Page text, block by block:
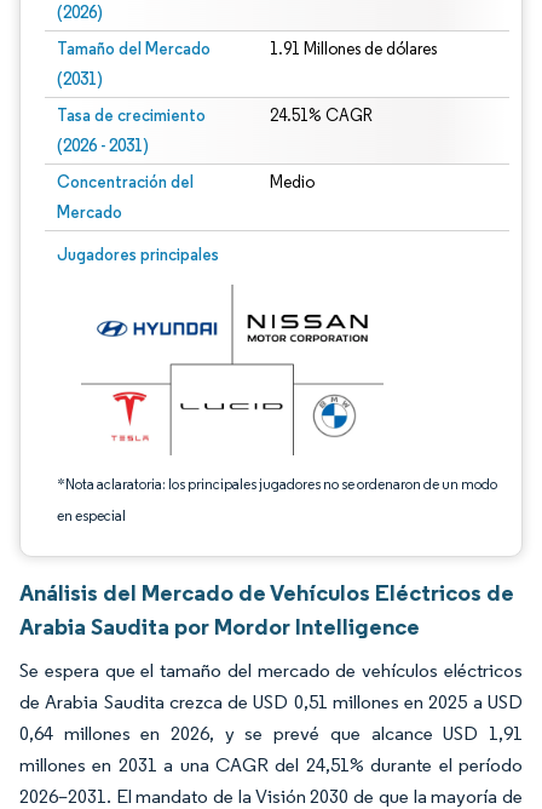
(2026)
Tamaño del Mercado
(2031)
1.91 Millones de dólares
Tasa de crecimiento
(2026 - 2031)
24.51% CAGR
Concentración del
Mercado
Medio
Jugadores principales
*Nota aclaratoria: los principales jugadores no se ordenaron de un modo
en especial
Imagen © Mordor Intelligence. El uso requiere atribución según CC BY 4.0.
Análisis del Mercado de Vehículos Eléctricos de
Arabia Saudita por Mordor Intelligence
Se espera que el tamaño del mercado de vehículos eléctricos
de Arabia Saudita crezca de USD 0,51 millones en 2025 a USD
0,64 millones en 2026, y se prevé que alcance USD 1,91
millones en 2031 a una CAGR del 24,51% durante el período
2026–2031. El mandato de la Visión 2030 de que la mayoría de